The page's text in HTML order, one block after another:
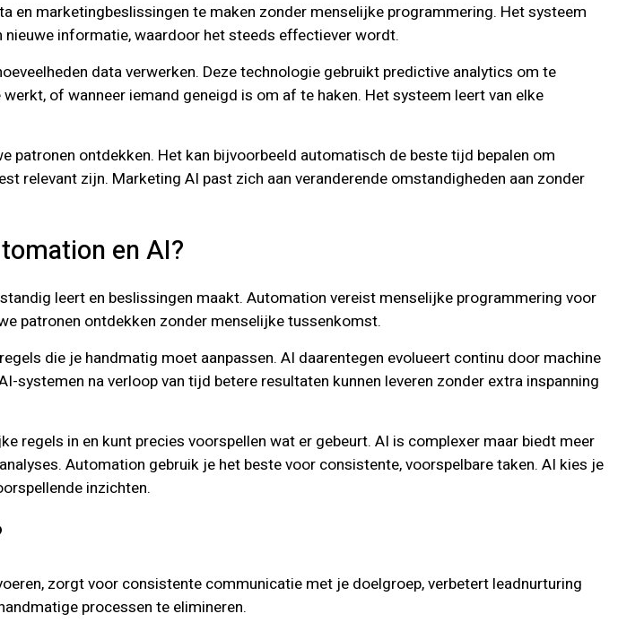
marketingbeslissingen te maken zonder menselijke programmering. Het systeem
informatie, waardoor het steeds effectiever wordt.
data verwerken. Deze technologie gebruikt predictive analytics om te
of wanneer iemand geneigd is om af te haken. Het systeem leert van elke
ontdekken. Het kan bijvoorbeeld automatisch de beste tijd bepalen om
relevant zijn. Marketing AI past zich aan veranderende omstandigheden aan zonder
en AI?
leert en beslissingen maakt. Automation vereist menselijke programmering voor
patronen ontdekken zonder menselijke tussenkomst.
die je handmatig moet aanpassen. AI daarentegen evolueert continu door machine
na verloop van tijd betere resultaten kunnen leveren zonder extra inspanning
in en kunt precies voorspellen wat er gebeurt. AI is complexer maar biedt meer
Automation gebruik je het beste voor consistente, voorspelbare taken. AI kies je
inzichten.
zorgt voor consistente communicatie met je doelgroep, verbetert leadnurturing
processen te elimineren.